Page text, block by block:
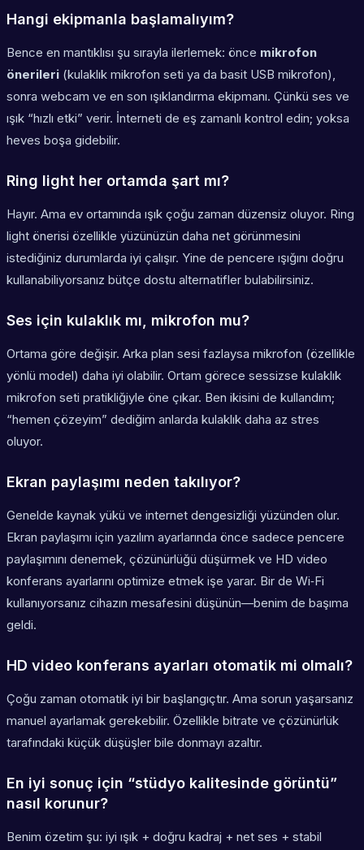
Hangi ekipmanla başlamalıyım?
Bence en mantıklısı şu sırayla ilerlemek: önce mikrofon
önerileri (kulaklık mikrofon seti ya da basit USB mikrofon),
sonra webcam ve en son ışıklandırma ekipmanı. Çünkü ses ve
ışık “hızlı etki” verir. İnterneti de eş zamanlı kontrol edin; yoksa
heves boşa gidebilir.
Ring light her ortamda şart mı?
Hayır. Ama ev ortamında ışık çoğu zaman düzensiz oluyor. Ring
light önerisi özellikle yüzünüzün daha net görünmesini
istediğiniz durumlarda iyi çalışır. Yine de pencere ışığını doğru
kullanabiliyorsanız bütçe dostu alternatifler bulabilirsiniz.
Ses için kulaklık mı, mikrofon mu?
Ortama göre değişir. Arka plan sesi fazlaysa mikrofon (özellikle
yönlü model) daha iyi olabilir. Ortam görece sessizse kulaklık
mikrofon seti pratikliğiyle öne çıkar. Ben ikisini de kullandım;
“hemen çözeyim” dediğim anlarda kulaklık daha az stres
oluyor.
Ekran paylaşımı neden takılıyor?
Genelde kaynak yükü ve internet dengesizliği yüzünden olur.
Ekran paylaşımı için yazılım ayarlarında önce sadece pencere
paylaşımını denemek, çözünürlüğü düşürmek ve HD video
konferans ayarlarını optimize etmek işe yarar. Bir de Wi‑Fi
kullanıyorsanız cihazın mesafesini düşünün—benim de başıma
geldi.
HD video konferans ayarları otomatik mi olmalı?
Çoğu zaman otomatik iyi bir başlangıçtır. Ama sorun yaşarsanız
manuel ayarlamak gerekebilir. Özellikle bitrate ve çözünürlük
tarafındaki küçük düşüşler bile donmayı azaltır.
En iyi sonuç için “stüdyo kalitesinde görüntü”
nasıl korunur?
Benim özetim şu: iyi ışık + doğru kadraj + net ses + stabil